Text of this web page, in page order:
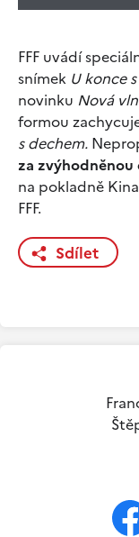
FFF uvádí
snímek U konce
novinku Nová
formou
s dechem.
za
na pokladně
FFF.
Sdílet